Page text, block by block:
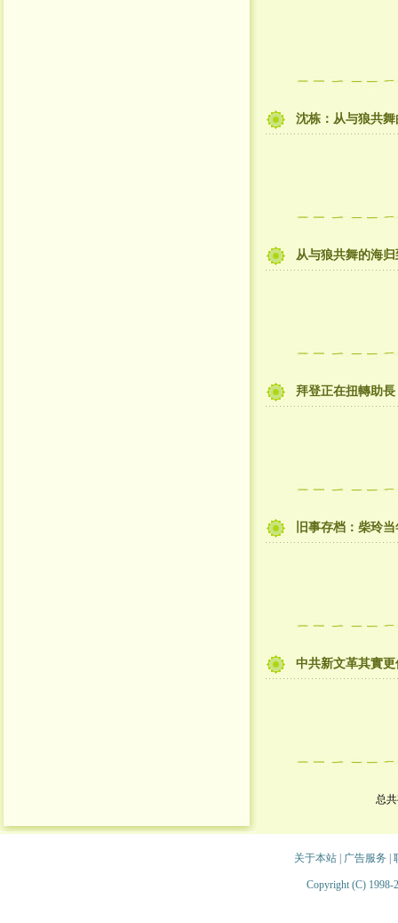
沈栋：从与狼共
从与狼共舞的海
拜登正在扭轉助
旧事存档：柴玲
中共新文革其實
总
关于本站| 广告服务
Copyright (C) 1998-